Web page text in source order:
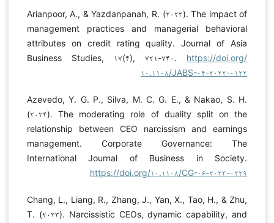
Arianpoor, A., & Yazdanpanah, R. (۲۰۲۳). The impact of
management practices and managerial behavioral
attributes on credit rating quality. Journal of Asia
Business Studies, ۱۷(۴), ۷۲۱-۷۴۰. https://doi.org/
۱۰.۱۱۰۸/JABS-۰۴-۲۰۲۲-۰۱۲۲
Azevedo, Y. G. P., Silva, M. C. G. E., & Nakao, S. H.
(۲۰۲۴). The moderating role of duality split on the
relationship between CEO narcissism and earnings
management. Corporate Governance: The
International Journal of Business in Society.
https://doi.org/۱۰.۱۱۰۸/CG-۰۶-۲۰۲۳-۰۲۲۹
Chang, L., Liang, R., Zhang, J., Yan, X., Tao, H., & Zhu,
T. (۲۰۲۳). Narcissistic CEOs, dynamic capability, and